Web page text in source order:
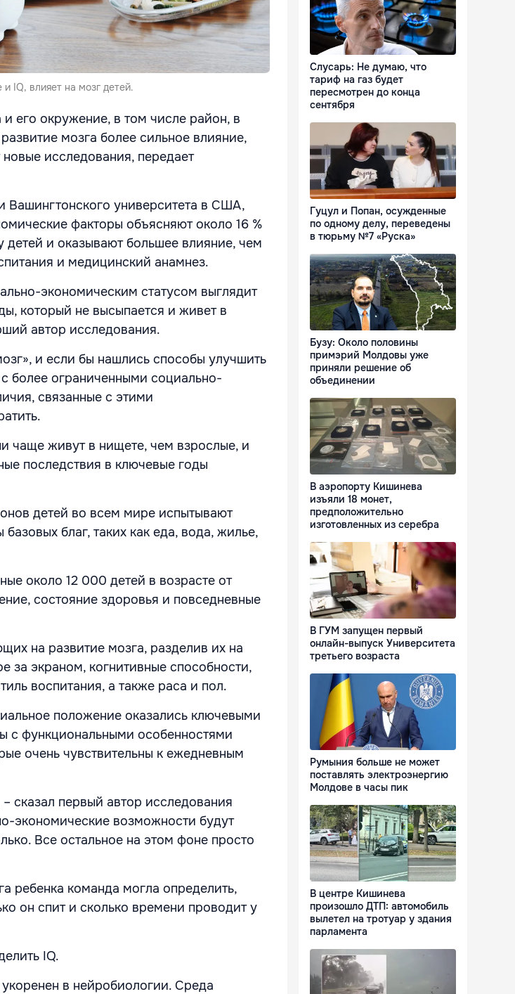
IQ, влияет на мозг детей.
его окружение, в том числе район, в
мозга более сильное влияние,
исследования, передает
Вашингтонского университета в США,
факторы объясняют около 16 %
детей и оказывают большее влияние, чем
и медицинский анамнез.
экономическим статусом выглядит
который не высыпается и живет в
автор исследования.
и если бы нашлись способы улучшить
более ограниченными социально-
связанные с этими
чаще живут в нищете, чем взрослые, и
последствия в ключевые годы
детей во всем мире испытывают
благ, таких как еда, вода, жилье,
около 12 000 детей в возрасте от
состояние здоровья и повседневные
на развитие мозга, разделив их на
за экраном, когнитивные способности,
воспитания, а также раса и пол.
положение оказались ключевыми
с функциональными особенностями
очень чувствительны к ежедневным
сказал первый автор исследования
экономические возможности будут
Все остальное на этом фоне просто
ребенка команда могла определить,
он спит и сколько времени проводит у
IQ.
в нейробиологии. Среда
Слусарь: Не думаю, что
тариф на газ будет
пересмотрен до конца
сентября
Гуцул и Попан, осужденные
по одному делу, переведены
в тюрьму №7 «Руска»
Бузу: Около половины
примэрий Молдовы уже
приняли решение об
объединении
В аэропорту Кишинева
изъяли 18 монет,
предположительно
изготовленных из серебра
В ГУМ запущен первый
онлайн-выпуск Университета
третьего возраста
Румыния больше не может
поставлять электроэнергию
Молдове в часы пик
В центре Кишинева
произошло ДТП: автомобиль
вылетел на тротуар у здания
парламента